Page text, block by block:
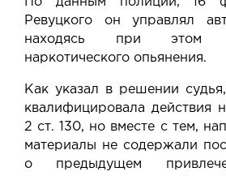
Ревуцкого он управлял
находясь при этом
наркотического опьянения.
Как указал в решении
квалифицировала действия
2 ст. 130, но вместе с тем,
материалы не содержали
о предыдущем